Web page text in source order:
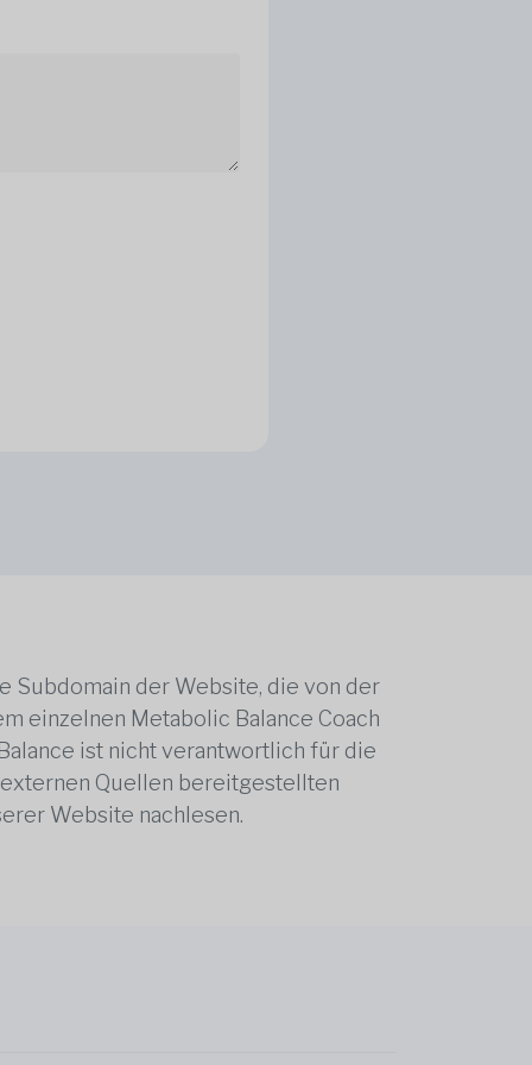
Subdomain der Website, die von der
einzelnen Metabolic Balance Coach
ist nicht verantwortlich für die
Quellen bereitgestellten
Website nachlesen.